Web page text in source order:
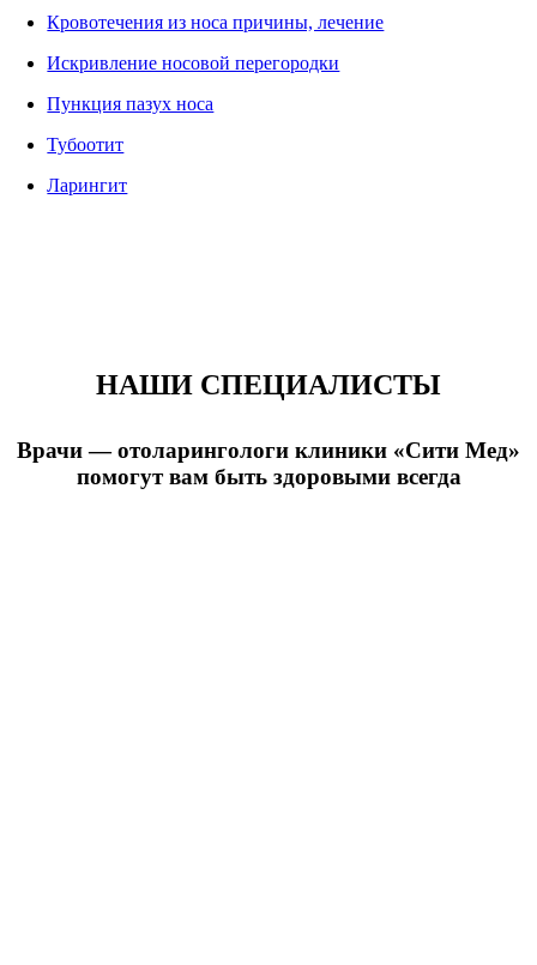
Кровотечения из носа причины, лечение
Искривление носовой перегородки
Пункция пазух носа
Тубоотит
Ларингит
НАШИ СПЕЦИАЛИСТЫ
Врачи — отоларингологи клиники «Сити Мед»
помогут вам быть здоровыми всегда